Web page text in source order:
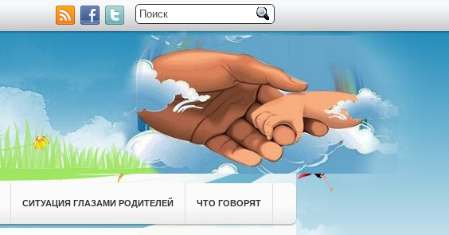
СИТУАЦИЯ ГЛАЗАМИ РОДИТЕЛЕЙ ЧТО ГОВОРЯТ